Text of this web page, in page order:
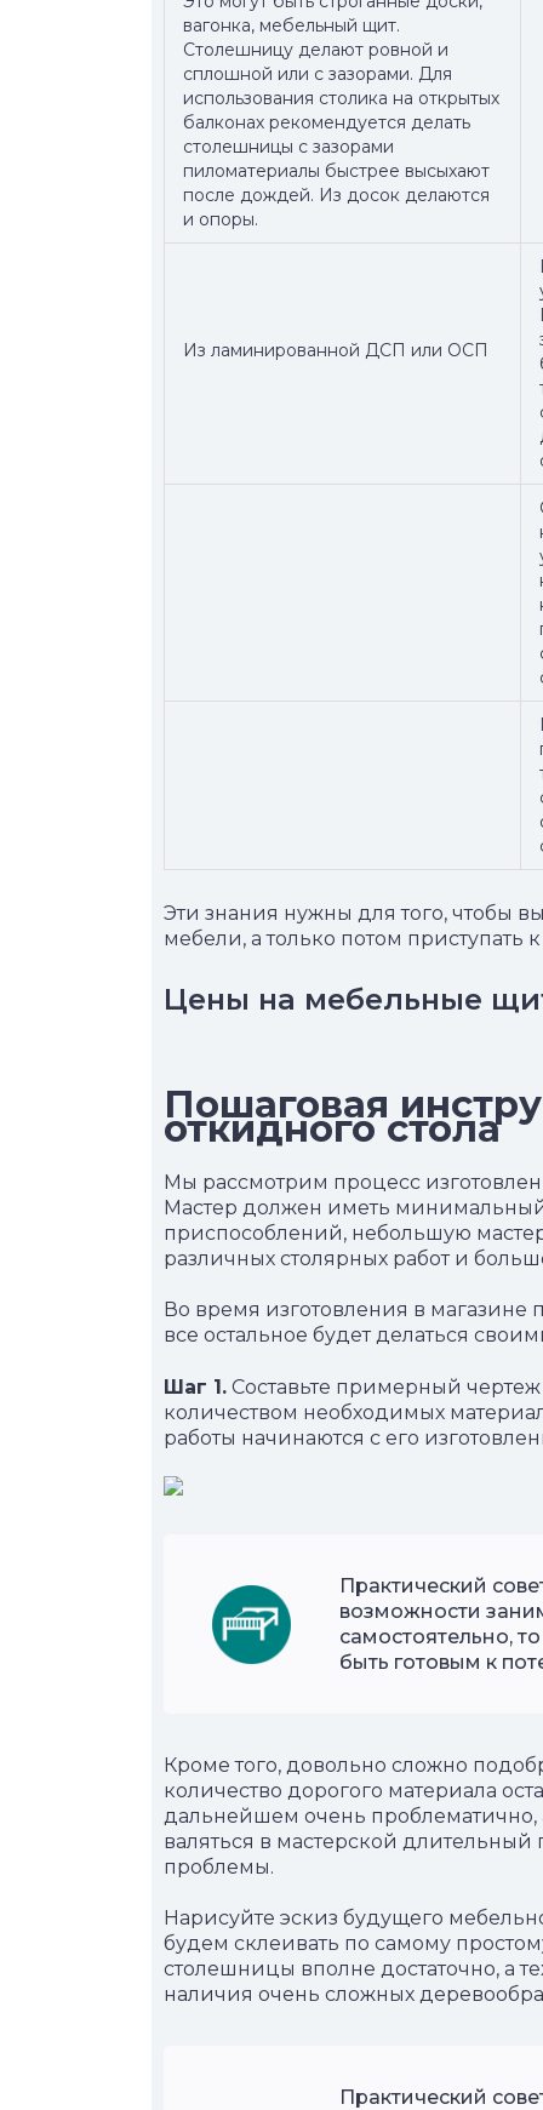
вагонка, мебельный щит.
Столешницу делают ровной и
сплошной или с зазорами. Для
использования столика на открытых
балконах рекомендуется делать
столешницы с зазорами
пиломатериалы быстрее высыхают
после дождей. Из досок делаются
и опоры.
Из ламинированной ДСП или ОСП
Эти знания нужны для того, чтобы
мебели, а только потом приступать
Цены на мебельные
Пошаговая инстр
откидного стола
Мы рассмотрим процесс
Мастер должен иметь
приспособлений, небольшую
различных столярных работ и
Во время изготовления в магазине
все остальное будет делаться
Шаг 1. Составьте примерный
количеством необходимых
работы начинаются с его
Практический
возможности
самостоятельно,
быть готовым к
Кроме того, довольно сложно
количество дорогого материала
дальнейшем очень проблематично,
валяться в мастерской
проблемы.
Нарисуйте эскиз будущего
будем склеивать по самому
столешницы вполне достаточно, а
наличия очень сложных
Практический